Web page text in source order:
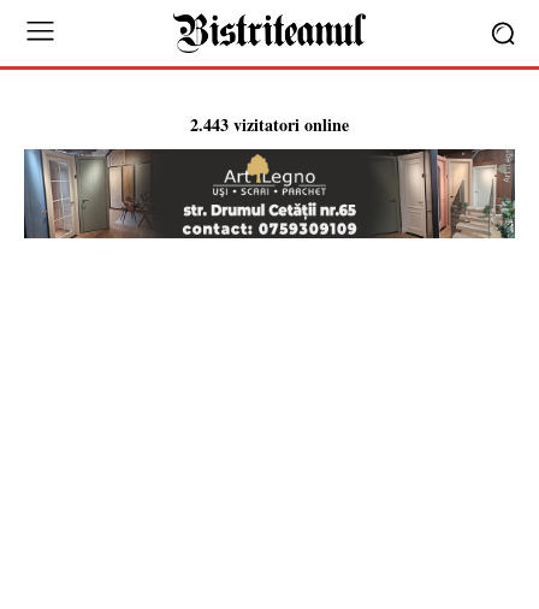
2.443 vizitatori online